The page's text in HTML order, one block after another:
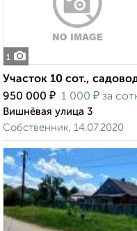
1
Участок 10 сот.,
950 000 ₽ 1 000 ₽ за
Вишнёвая улица 3
Собственник, 14.07.2020